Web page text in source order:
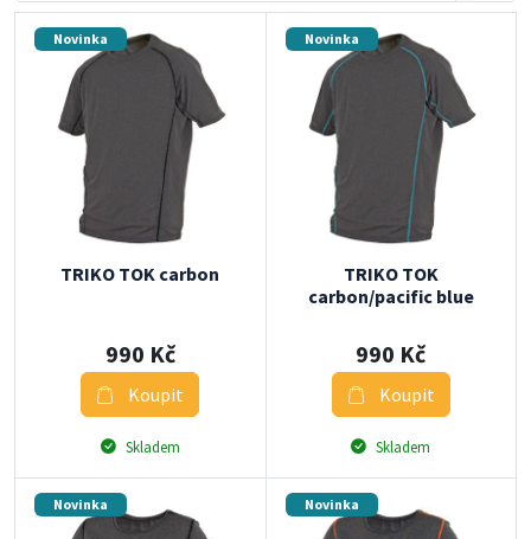
Novinka
TRIKO TOK carbon
990 Kč
Koupit
Skladem
Novinka
TRIKO TOK
carbon/pacific blue
990 Kč
Koupit
Skladem
Novinka Novinka